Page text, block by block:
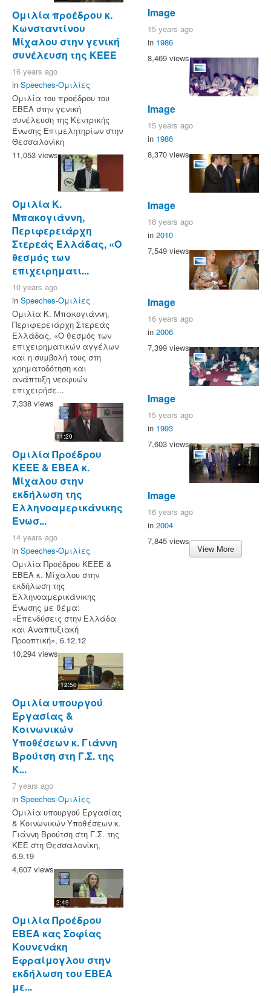
Ομιλία προέδρου κ.
Κωνσταντίνου
Μίχαλου στην γενική
συνέλευση της ΚΕΕΕ
16 years ago
in Speeches-Ομιλίες
Ομιλία του προέδρου του
ΕΒΕΑ στην γενική
συνέλευση της Κεντρικής
Ένωσης Επιμελητηρίων στην
Θεσσαλονίκη
11,053 views
Ομιλία Κ.
Μπακογιάννη,
Περιφερειάρχη
Στερεάς Ελλάδας, «Ο
θεσμός των
επιχειρηματι...
10 years ago
in Speeches-Ομιλίες
Ομιλία Κ. Μπακογιάννη,
Περιφερειάρχη Στερεάς
Ελλάδας, «Ο θεσμός των
επιχειρηματικών αγγέλων
και η συμβολή τους στη
χρηματοδότηση και
ανάπτυξη νεοφυών
επιχειρήσε...
7,338 views
11:29
Ομιλία Προέδρου
ΚΕΕΕ & ΕΒΕΑ κ.
Μίχαλου στην
εκδήλωση της
Ελληνοαμερικάνικης
Ένωσ...
14 years ago
in Speeches-Ομιλίες
Ομιλία Προέδρου ΚΕΕΕ &
ΕΒΕΑ κ. Μίχαλου στην
εκδήλωση της
Ελληνοαμερικάνικης
Ένωσης με θέμα:
«Επενδύσεις στην Ελλάδα
και Αναπτυξιακή
Προοπτική», 6.12.12
10,294 views
12:50
Ομιλία υπουργού
Εργασίας &
Κοινωνικών
Υποθέσεων κ. Γιάννη
Βρούτση στη Γ.Σ. της
Κ...
7 years ago
in Speeches-Ομιλίες
Ομιλία υπουργού Εργασίας
& Κοινωνικών Υποθέσεων κ.
Γιάννη Βρούτση στη Γ.Σ. της
ΚΕΕ στη Θεσσαλονίκη,
6.9.19
4,607 views
2:49
Ομιλία Προέδρου
ΕΒΕΑ κας Σοφίας
Κουνενάκη
Εφραίμογλου στην
εκδήλωση του ΕΒΕΑ
με...
Image
15 years ago
in 1986
8,469 views
Image
15 years ago
in 1986
8,370 views
Image
16 years ago
in 2010
7,549 views
Image
16 years ago
in 2006
7,399 views
Image
15 years ago
in 1993
7,603 views
Image
16 years ago
in 2004
7,845 views
View More